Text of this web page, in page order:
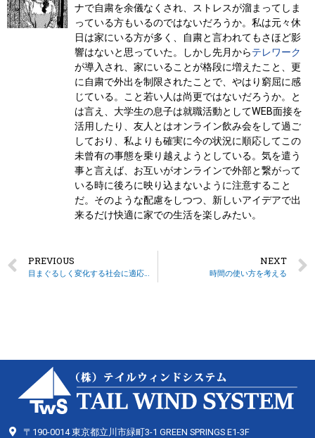
ナで自粛を余儀なくされ、ストレスが溜まってしま
っている方もいるのではないだろうか。私は元々休
日は家にいる方が多く、自粛と言われてもさほど影
響はないと思っていた。しかし先月からテレワーク
が導入され、家にいることが格段に増えたこと、更
に自粛で外出を制限されたことで、やはり窮屈に感
じている。こと若い人は尚更ではないだろうか。と
は言え、大学生の息子は就職活動としてWEB面接を
活用したり、友人とはオンライン飲み会をして過ご
しており、私よりも確実に今の状況に順応してこの
未曾有の事態を乗り越えようとしている。気を遣う
事と言えば、お互いがオンラインで外部と繋がって
いる時に後ろに映り込まないように注意すること
だ。そのような配慮をしつつ、新しいアイデアで出
来るだけ快適に家での生活を楽しみたい。
PREVIOUS NEXT
時間の使い方を考える
〒190-0014 東京都立川市緑町3-1 GREEN SPRINGS E1-3F